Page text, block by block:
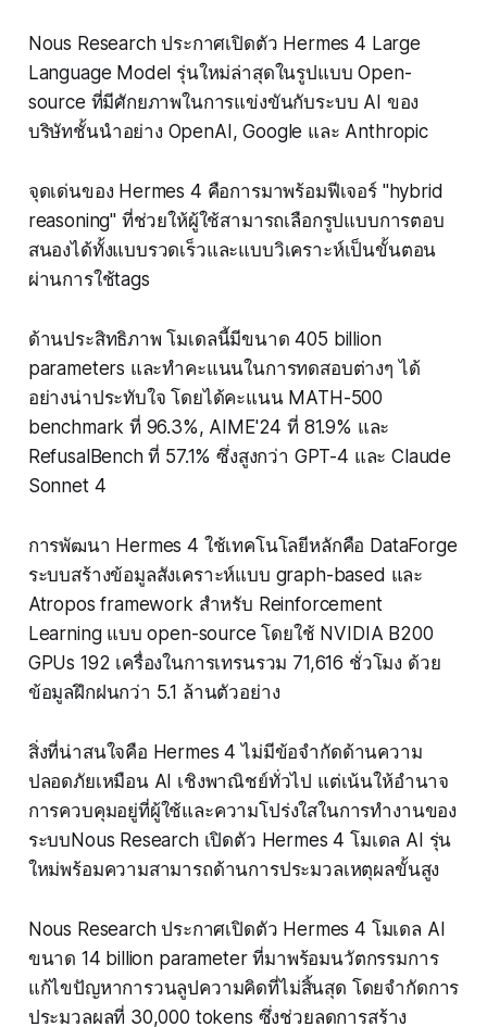
Nous Research ประกาศเปิดตัว Hermes 4 Large
Language Model รุ่นใหม่ล่าสุดในรูปแบบ Open-
source ที่มีศักยภาพในการแข่งขันกับระบบ AI ของ
บริษัทชั้นนำอย่าง OpenAI, Google และ Anthropic
จุดเด่นของ Hermes 4 คือการมาพร้อมฟีเจอร์ "hybrid
reasoning" ที่ช่วยให้ผู้ใช้สามารถเลือกรูปแบบการตอบ
สนองได้ทั้งแบบรวดเร็วและแบบวิเคราะห์เป็นขั้นตอน
ผ่านการใช้tags
ด้านประสิทธิภาพ โมเดลนี้มีขนาด 405 billion
parameters และทำคะแนนในการทดสอบต่างๆ ได้
อย่างน่าประทับใจ โดยได้คะแนน MATH-500
benchmark ที่ 96.3%, AIME'24 ที่ 81.9% และ
RefusalBench ที่ 57.1% ซึ่งสูงกว่า GPT-4 และ Claude
Sonnet 4
การพัฒนา Hermes 4 ใช้เทคโนโลยีหลักคือ DataForge
ระบบสร้างข้อมูลสังเคราะห์แบบ graph-based และ
Atropos framework สำหรับ Reinforcement
Learning แบบ open-source โดยใช้ NVIDIA B200
GPUs 192 เครื่องในการเทรนรวม 71,616 ชั่วโมง ด้วย
ข้อมูลฝึกฝนกว่า 5.1 ล้านตัวอย่าง
สิ่งที่น่าสนใจคือ Hermes 4 ไม่มีข้อจำกัดด้านความ
ปลอดภัยเหมือน AI เชิงพาณิชย์ทั่วไป แต่เน้นให้อำนาจ
การควบคุมอยู่ที่ผู้ใช้และความโปร่งใสในการทำงานของ
ระบบNous Research เปิดตัว Hermes 4 โมเดล AI รุ่น
ใหม่พร้อมความสามารถด้านการประมวลเหตุผลขั้นสูง
Nous Research ประกาศเปิดตัว Hermes 4 โมเดล AI
ขนาด 14 billion parameter ที่มาพร้อมนวัตกรรมการ
แก้ไขปัญหาการวนลูปความคิดที่ไม่สิ้นสุด โดยจำกัดการ
ประมวลผลที่ 30,000 tokens ซึ่งช่วยลดการสร้าง